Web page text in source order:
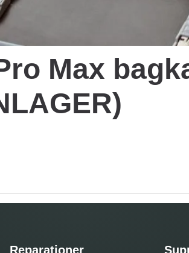
Max
Reparationer